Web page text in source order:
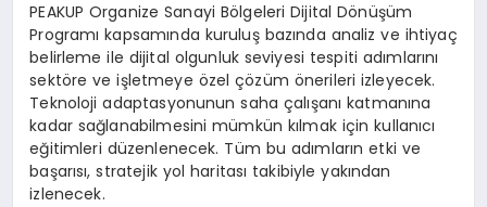
PEAKUP Organize Sanayi Bölgeleri Dijital Dönüşüm
Programı kapsamında kuruluş bazında analiz ve ihtiyaç
belirleme ile dijital olgunluk seviyesi tespiti adımlarını
sektöre ve işletmeye özel çözüm önerileri izleyecek.
Teknoloji adaptasyonunun saha çalışanı katmanına
kadar sağlanabilmesini mümkün kılmak için kullanıcı
eğitimleri düzenlenecek. Tüm bu adımların etki ve
başarısı, stratejik yol haritası takibiyle yakından
izlenecek.